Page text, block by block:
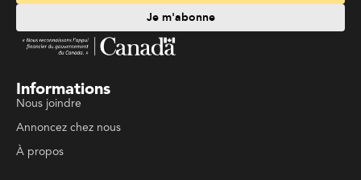
Je m'abonne
Informations
Nous joindre
Annoncez chez nous
À propos